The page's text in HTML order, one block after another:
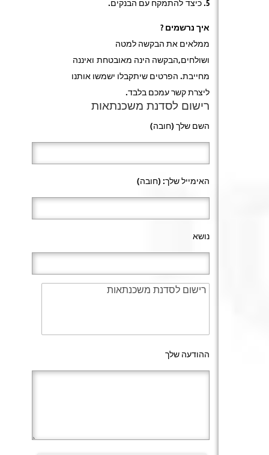
5. כיצד להתמקח עם הבנקים.
איך נרשמים ?
ממלאים את הבקשה למטה
ושולחים,הבקשה הינה מאובטחת ואיננה
מחייבת. הפרטים שיתקבלו ישמשו אותנו
ליצרת קשר עמכם בלבד.
רישום לסדנת משכנתאות
השם שלך (חובה)
האימייל שלך: (חובה)
נושא
ההודעה שלך